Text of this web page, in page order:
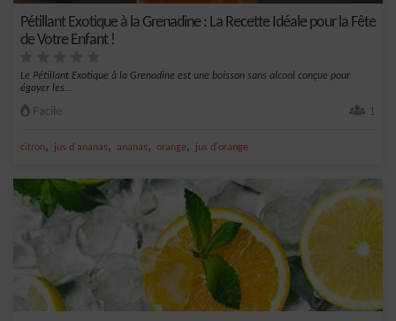
Pétillant Exotique à la Grenadine : La Recette Idéale pour la Fête
de Votre Enfant !
Le Pétillant Exotique à la Grenadine est une boisson sans alcool conçue pour
égayer les...
Facile 1
citron, jus d'ananas, ananas, orange, jus d'orange